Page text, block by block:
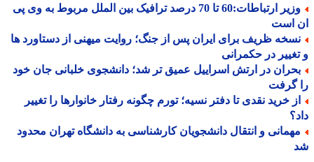
وزیر ارتباطات:60 تا 70 درصد ترافیک بین الملل مربوط به وی پی
است
ظریف برای ایران پس از جنگ؛ روایت میهنی از دستاورد ها
در حکمرانی
در ارتش اسراییل عمیق تر شد؛ دانشجوی خلبانی جان خود
گرفت
خرید نقدی تا دفتر نسیه؛ تورم چگونه رفتار خانوارها را تغییر
و انتقال دانشجویان کارشناسی به دانشگاه تهران محدود